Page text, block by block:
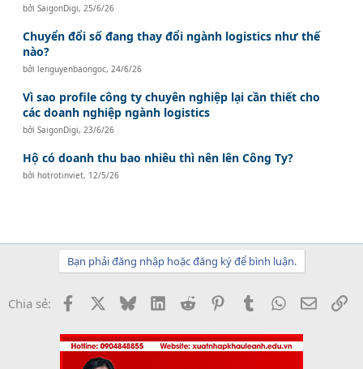
bởiSaigonDigi, 25/6/26
Chuyển đổi số đang thay đổi ngành logistics như thế
nào?
bởilenguyenbaongoc, 24/6/26
Vì sao profile công ty chuyên nghiệp lại cần thiết cho
các doanh nghiệp ngành logistics
bởiSaigonDigi, 23/6/26
Hộ có doanh thu bao nhiêu thì nên lên Công Ty?
bởihotrotinviet, 12/5/26
Bạn phải đăng nhập hoặc đăng ký để bình luận.
Chia sẻ: Facebook BlueskyLinkedInReddit PinterestTumblrWhatsApp
Email